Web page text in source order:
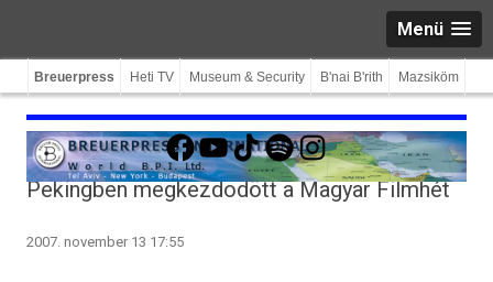
Menü
Breuerpress Heti TV Museum & Security B'nai B'rith Mazsiköm
Facebook
YouTube
TikTokSpotifyInstagram
Pekingben megkezdodött a Magyar Filmhét
2007. november 13 17:55